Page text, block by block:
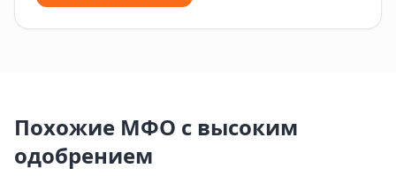
Похожие МФО с высоким
одобрением